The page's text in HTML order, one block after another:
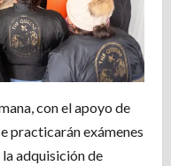
con el apoyo de
practicarán exámenes
adquisición de